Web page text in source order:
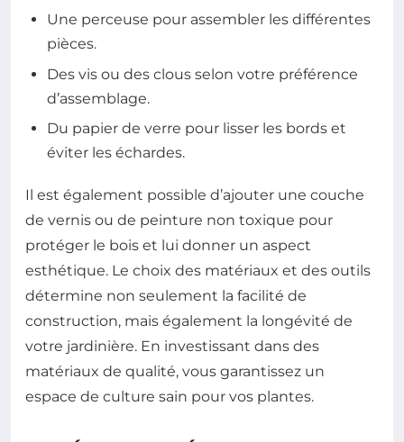
Une perceuse pour assembler les différentes
pièces.
Des vis ou des clous selon votre préférence
d’assemblage.
Du papier de verre pour lisser les bords et
éviter les échardes.
Il est également possible d’ajouter une couche
de vernis ou de peinture non toxique pour
protéger le bois et lui donner un aspect
esthétique. Le choix des matériaux et des outils
détermine non seulement la facilité de
construction, mais également la longévité de
votre jardinière. En investissant dans des
matériaux de qualité, vous garantissez un
espace de culture sain pour vos plantes.